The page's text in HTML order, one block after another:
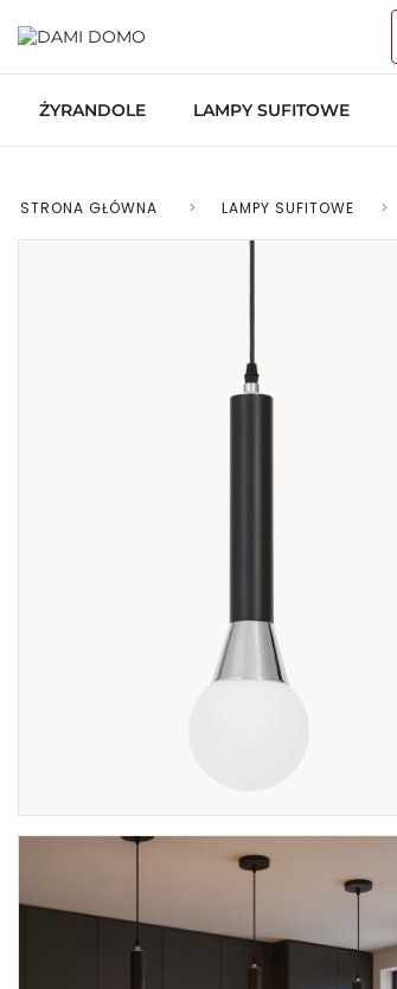
ŻYRANDOLE LAMPY SUFITOWE
STRONA GŁÓWNA > LAMPY SUFITOWE >